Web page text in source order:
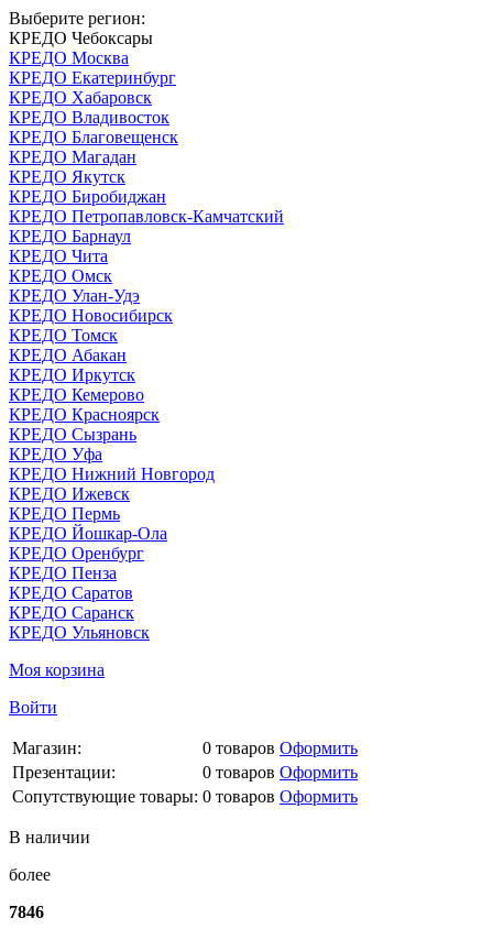
Выберите регион:
КРЕДО Чебоксары
КРЕДО Москва
КРЕДО Екатеринбург
КРЕДО Хабаровск
КРЕДО Владивосток
КРЕДО Благовещенск
КРЕДО Магадан
КРЕДО Якутск
КРЕДО Биробиджан
КРЕДО Петропавловск-Камчатский
КРЕДО Барнаул
КРЕДО Чита
КРЕДО Омск
КРЕДО Улан-Удэ
КРЕДО Новосибирск
КРЕДО Томск
КРЕДО Абакан
КРЕДО Иркутск
КРЕДО Кемерово
КРЕДО Красноярск
КРЕДО Сызрань
КРЕДО Уфа
КРЕДО Нижний Новгород
КРЕДО Ижевск
КРЕДО Пермь
КРЕДО Йошкар-Ола
КРЕДО Оренбург
КРЕДО Пенза
КРЕДО Саратов
КРЕДО Саранск
КРЕДО Ульяновск
Моя корзина
Войти
Магазин: 0 товаров Оформить
Презентации:
0 товаров Оформить
Сопутствующие товары: 0 товаров Оформить
В наличии
более
7846